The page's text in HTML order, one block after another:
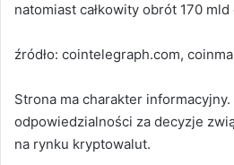
natomiast całkowity obrót 170 mld
źródło: cointelegraph.com,
Strona ma charakter
odpowiedzialności za decyzje
na rynku kryptowalut.